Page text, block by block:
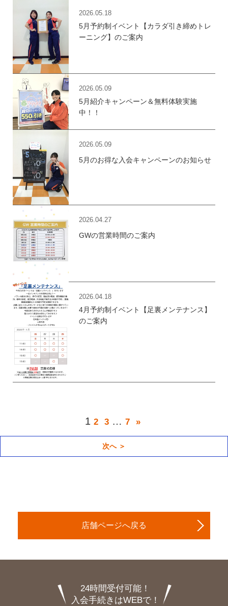
2026.05.18
5月予約制イベント【カラダ引き締めトレ
ーニング】のご案内
2026.05.09
5月紹介キャンペーン＆無料体験実施
中！！
2026.05.09
5月のお得な入会キャンペーンのお知らせ
2026.04.27
GWの営業時間のご案内
2026.04.18
4月予約制イベント【足裏メンテナンス】
のご案内
1 2 3 … 7 »
次へ ＞
店舗ページへ戻る
24時間受付可能！
入会手続きはWEBで！